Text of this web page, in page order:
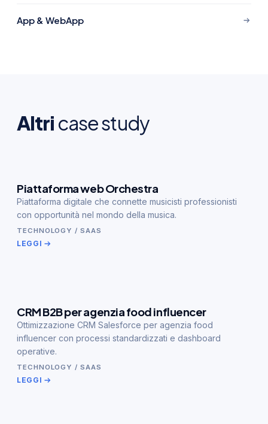
App & WebApp
Altri case study
Piattaforma web Orchestra
Piattaforma digitale che connette musicisti professionisti
con opportunità nel mondo della musica.
TECHNOLOGY / SAAS
LEGGI
CRM B2B per agenzia food influencer
Ottimizzazione CRM Salesforce per agenzia food
influencer con processi standardizzati e dashboard
operative.
TECHNOLOGY / SAAS
LEGGI